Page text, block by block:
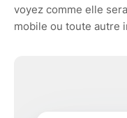
voyez comme elle
mobile ou toute autre